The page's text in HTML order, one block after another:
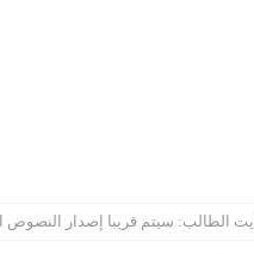
آيت الطالب: سيتم قريبا إصدار النصوص